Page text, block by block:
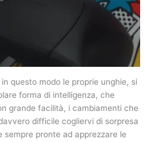
questo modo le proprie unghie, si
forma di intelligenza, che
grande facilità, i cambiamenti che
difficile cogliervi di sorpresa
sempre pronte ad apprezzare le